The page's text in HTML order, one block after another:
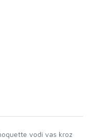
vodi vas kroz